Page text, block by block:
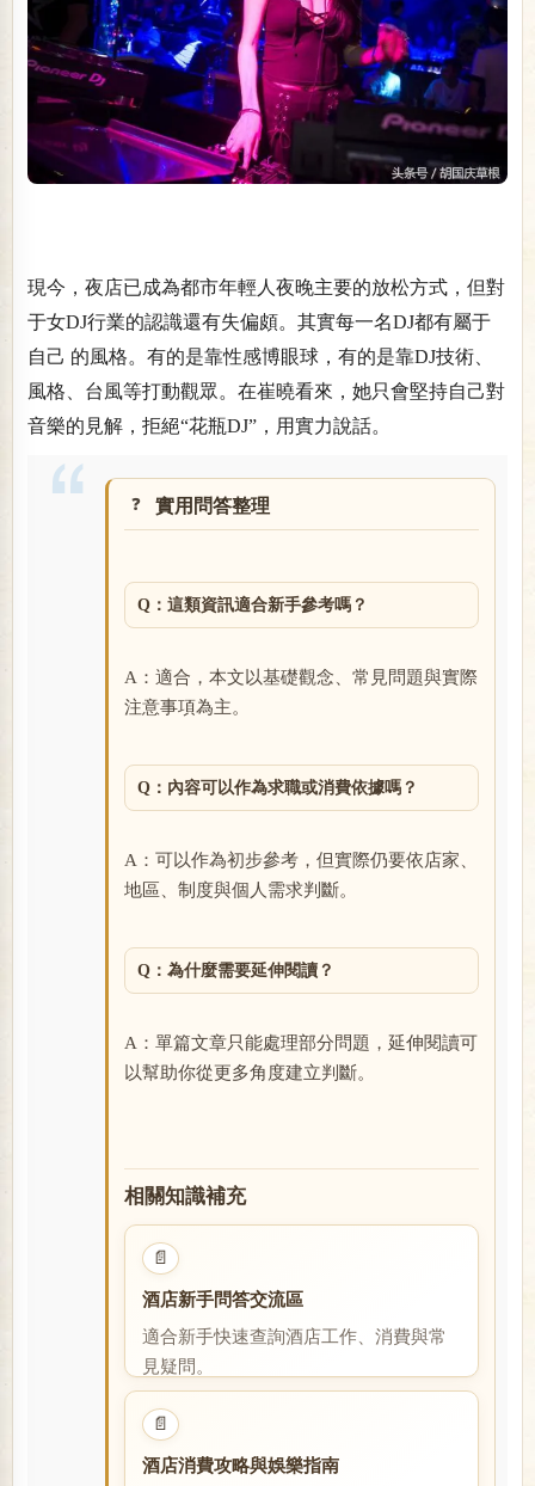
現今，夜店已成為都市年輕人夜晚主要的放松方式，但對
于女DJ行業的認識還有失偏頗。其實每一名DJ都有屬于
自己 的風格。有的是靠性感博眼球，有的是靠DJ技術、
風格、台風等打動觀眾。在崔曉看來，她只會堅持自己對
音樂的見解，拒絕“花瓶DJ”，用實力說話。
實用問答整理
Q：這類資訊適合新手參考嗎？
A：適合，本文以基礎觀念、常見問題與實際
注意事項為主。
Q：內容可以作為求職或消費依據嗎？
A：可以作為初步參考，但實際仍要依店家、
地區、制度與個人需求判斷。
Q：為什麼需要延伸閱讀？
A：單篇文章只能處理部分問題，延伸閱讀可
以幫助你從更多角度建立判斷。
相關知識補充
📄
酒店新手問答交流區
適合新手快速查詢酒店工作、消費與常
見疑問。
閱讀全文
📄
酒店消費攻略與娛樂指南